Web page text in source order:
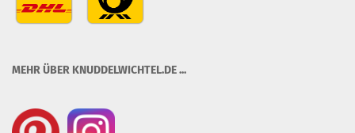
MEHR ÜBER KNUDDELWICHTEL.DE ...